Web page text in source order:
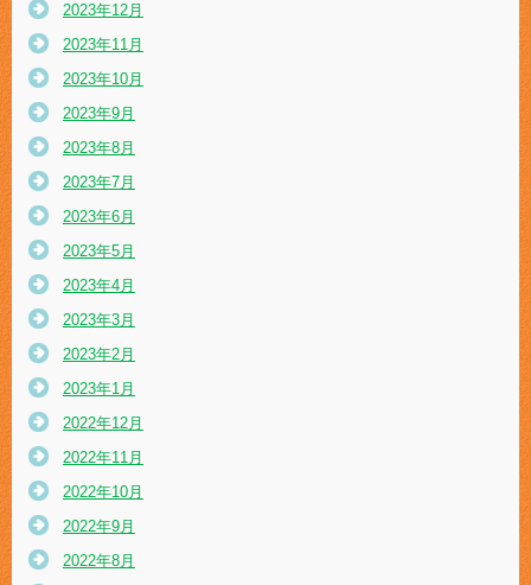
2023年12月
2023年11月
2023年10月
2023年9月
2023年8月
2023年7月
2023年6月
2023年5月
2023年4月
2023年3月
2023年2月
2023年1月
2022年12月
2022年11月
2022年10月
2022年9月
2022年8月